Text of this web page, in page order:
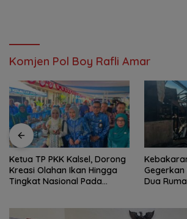
Komjen Pol Boy Rafli Amar
Ketua TP PKK Kalsel, Dorong
Kreasi Olahan Ikan Hingga
Tingkat Nasional Pada
Gegerkan
Dua